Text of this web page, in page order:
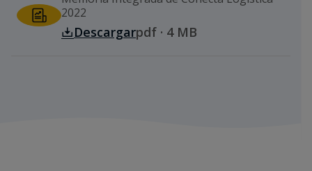
2022
Descargarpdf · 4 MB